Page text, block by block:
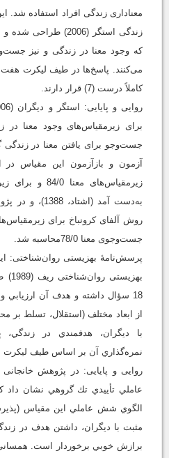
معناداری زندگی افراد استفاده شد.
که وجود معنا در زندگی و نیز
کاملاً درست (7) قرار دارند.
جست‌وجو برای یافتن معنا در زندگی
آزمون و بازآزمون این مقیاس در
به‌دست آمد
جست‌وجوی معنا 78/0محاسبه شد.
پرسش‌نامۀ بهزیستی روان‌شناختی:
18 سؤال داشته و هدف آن
از ابعاد مختلف (استقلال، تسلط
با دیگران، هدفمندي در
نمره‌گذاري آن بر اساس طيف
عاملي تأييدي تك گروهي نشان
الگوي شش عاملي اين مقياس
مثبت با ديگران، داشتن هدف در
برازش خوبي برخوردار است.